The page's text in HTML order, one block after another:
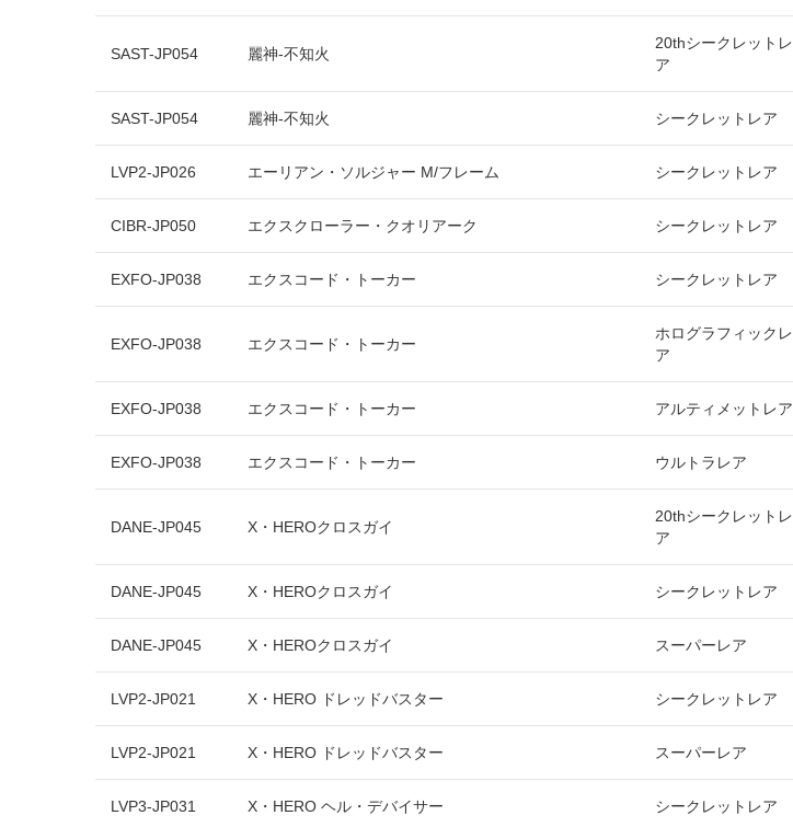
SAST-JP054 麗神-不知火
20thシークレットレ
ア
SAST-JP054 麗神-不知火 シークレットレア
LVP2-JP026 エーリアン・ソルジャー M/フレーム シークレットレア
CIBR-JP050 エクスクローラー・クオリアーク シークレットレア
EXFO-JP038 エクスコード・トーカー シークレットレア
EXFO-JP038 エクスコード・トーカー
ホログラフィックレ
ア
EXFO-JP038 エクスコード・トーカー アルティメットレア
EXFO-JP038 エクスコード・トーカー ウルトラレア
DANE-JP045 X・HEROクロスガイ
20thシークレットレ
ア
DANE-JP045 X・HEROクロスガイ シークレットレア
DANE-JP045 X・HEROクロスガイ スーパーレア
LVP2-JP021 X・HERO ドレッドバスター シークレットレア
LVP2-JP021 X・HERO ドレッドバスター スーパーレア
LVP3-JP031 X・HERO ヘル・デバイサー シークレットレア